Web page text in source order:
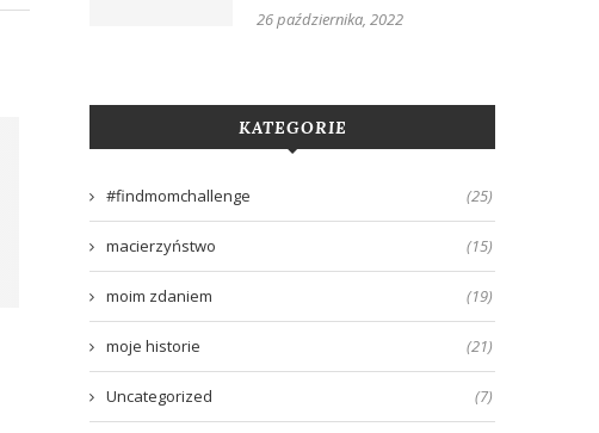
Dlaczego przewijałam dziecko w
11 grudnia, 2020
O treningu snu i kryzysie
bliskościowej
5 października, 2020
26 października, 2022
KATEGORIE
#findmomchallenge (25)
macierzyństwo (15)
moim zdaniem (19)
moje historie (21)
Uncategorized (7)